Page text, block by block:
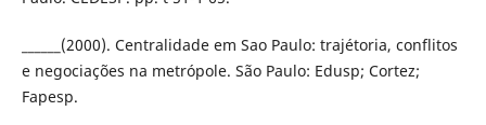
______(2000). Centralidade em Sao Paulo: trajétoria, conflitos
e negociações na metrópole. São Paulo: Edusp; Cortez;
Fapesp.